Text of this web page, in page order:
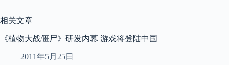
相关文章
《植物大战僵尸》研发内幕 游戏将登陆中国
2011年5月25日